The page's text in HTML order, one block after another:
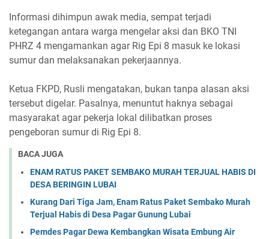
Informasi dihimpun awak media, sempat terjadi
ketegangan antara warga mengelar aksi dan BKO TNI
PHRZ 4 mengamankan agar Rig Epi 8 masuk ke lokasi
sumur dan melaksanakan pekerjaannya.
Ketua FKPD, Rusli mengatakan, bukan tanpa alasan aksi
tersebut digelar. Pasalnya, menuntut haknya sebagai
masyarakat agar pekerja lokal dilibatkan proses
pengeboran sumur di Rig Epi 8.
BACA JUGA
ENAM RATUS PAKET SEMBAKO MURAH TERJUAL HABIS DI
DESA BERINGIN LUBAI
Kurang Dari Tiga Jam, Enam Ratus Paket Sembako Murah
Terjual Habis di Desa Pagar Gunung Lubai
Pemdes Pagar Dewa Kembangkan Wisata Embung Air